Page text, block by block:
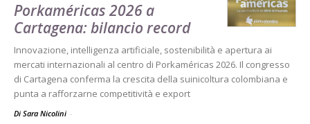
Porkaméricas 2026 a
Cartagena: bilancio record
Innovazione, intelligenza artificiale, sostenibilità e apertura ai
mercati internazionali al centro di Porkaméricas 2026. Il congresso
di Cartagena conferma la crescita della suinicoltura colombiana e
punta a rafforzarne competitività e export
Di Sara Nicolini -